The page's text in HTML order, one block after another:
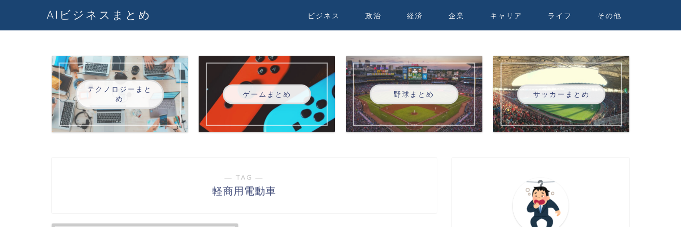
AIビジネスまとめ ビジネス 政治 経済 企業 キャリア ライフ その他
テクノロジーまと
め
ゲームまとめ 野球まとめ サッカーまとめ
― TAG ―
軽商用電動車